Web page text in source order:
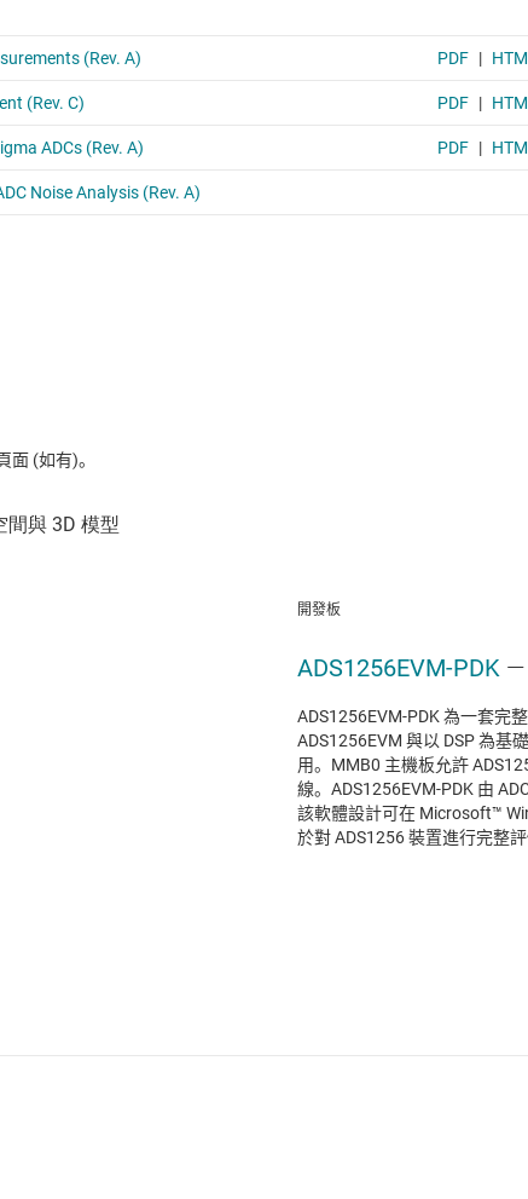
(如有)。
開發板
ADS1256EVM-PDK —
ADS1256EVM-PDK 為一套完
ADS1256EVM 與以 DSP 為基
用。MMB0 主機板允許
線。ADS1256EVM-PDK 由
該軟體設計可在 Microsoft™
於對 ADS1256 裝置進行完整評